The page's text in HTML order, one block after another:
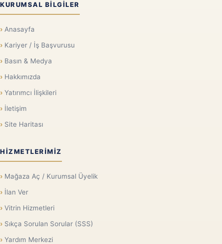
KURUMSAL BILGILER
Anasayfa
Kariyer / İş Başvurusu
Basın & Medya
Hakkımızda
Yatırımcı İlişkileri
İletişim
Site Haritası
HIZMETLERIMIZ
Mağaza Aç / Kurumsal Üyelik
İlan Ver
Vitrin Hizmetleri
Sıkça Sorulan Sorular (SSS)
Yardım Merkezi